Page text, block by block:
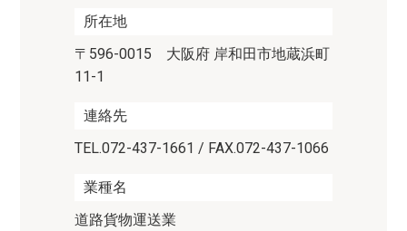
所在地
〒596-0015 大阪府 岸和田市地蔵浜町
11-1
連絡先
TEL.072-437-1661 / FAX.072-437-1066
業種名
道路貨物運送業